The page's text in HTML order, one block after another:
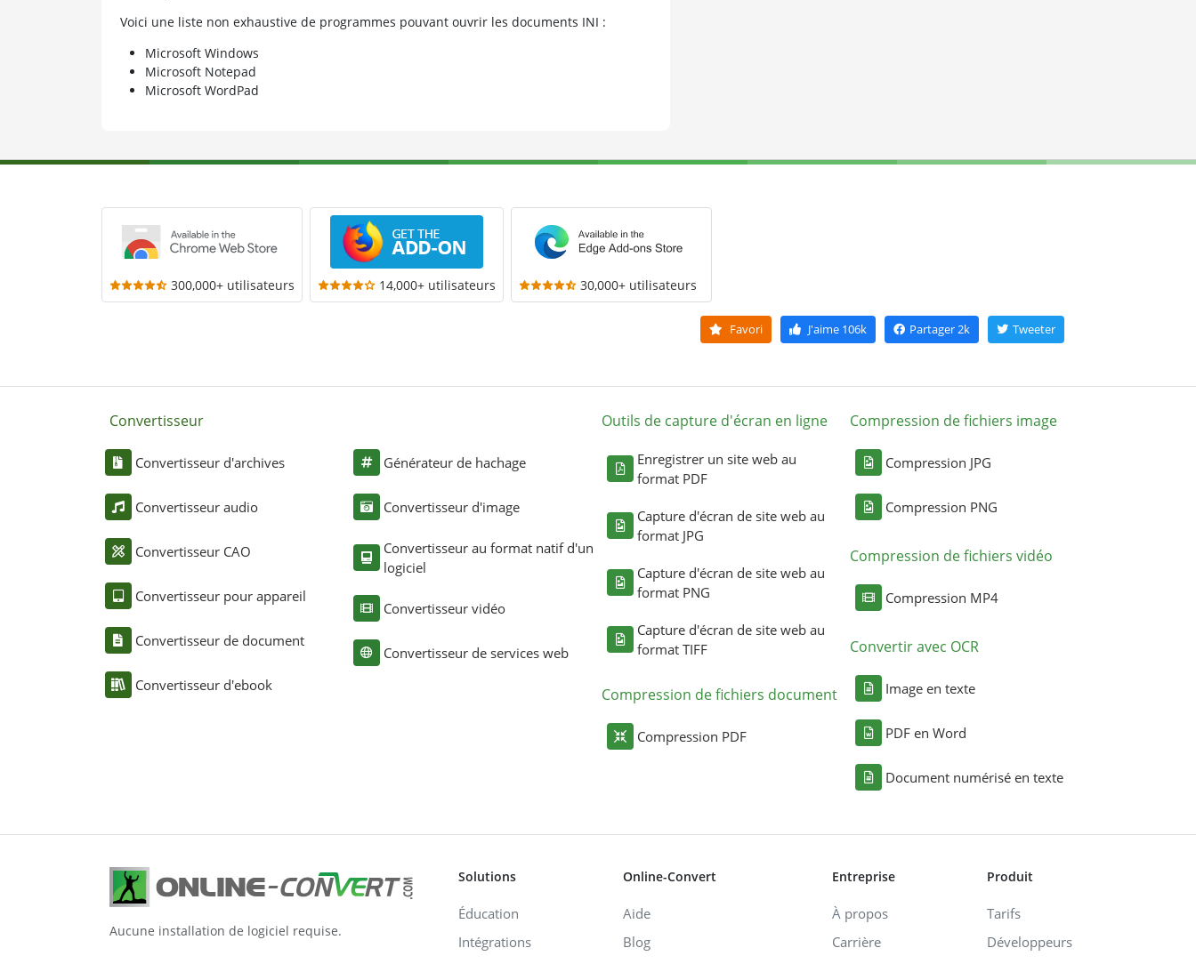
Voici une liste non exhaustive de programmes pouvant ouvrir les documents INI :
Microsoft Windows
Microsoft Notepad
Microsoft WordPad
300,000+ utilisateurs 14,000+ utilisateurs 30,000+ utilisateurs
Favori J'aime106k Partager 2k Tweeter
Convertisseur
Convertisseur d'archives
Convertisseur audio
Convertisseur CAO
Convertisseur pour appareil
Convertisseur de document
Convertisseur d'ebook
Générateur de hachage
Convertisseur d'image
Convertisseur au format natif d'un
logiciel
Convertisseur vidéo
Convertisseur de services web
Outils de capture d'écran en ligne
Enregistrer un site web au
format PDF
Capture d'écran de site web au
format JPG
Capture d'écran de site web au
format PNG
Capture d'écran de site web au
format TIFF
Compression de fichiers document
Compression PDF
Compression de fichiers image
Compression JPG
Compression PNG
Compression de fichiers vidéo
Compression MP4
Convertir avec OCR
Image en texte
PDF en Word
Document numérisé en texte
Aucune installation de logiciel requise.
Solutions
Éducation
Intégrations
Online-Convert
Aide
Blog
Entreprise
À propos
Carrière
Produit
Tarifs
Développeurs